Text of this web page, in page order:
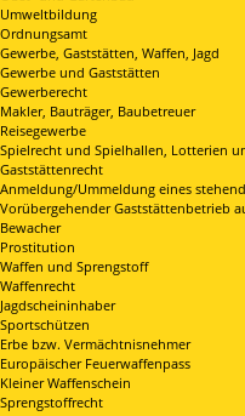
Umweltbildung
Ordnungsamt
Gewerbe, Gaststätten, Waffen, Jagd
Gewerbe und Gaststätten
Gewerberecht
Makler, Bauträger, Baubetreuer
Reisegewerbe
Spielrecht und Spielhallen, Lotterien
Gaststättenrecht
Anmeldung/Ummeldung eines
Vorübergehender Gaststättenbetrieb
Bewacher
Prostitution
Waffen und Sprengstoff
Waffenrecht
Jagdscheininhaber
Sportschützen
Erbe bzw. Vermächtnisnehmer
Europäischer Feuerwaffenpass
Kleiner Waffenschein
Sprengstoffrecht